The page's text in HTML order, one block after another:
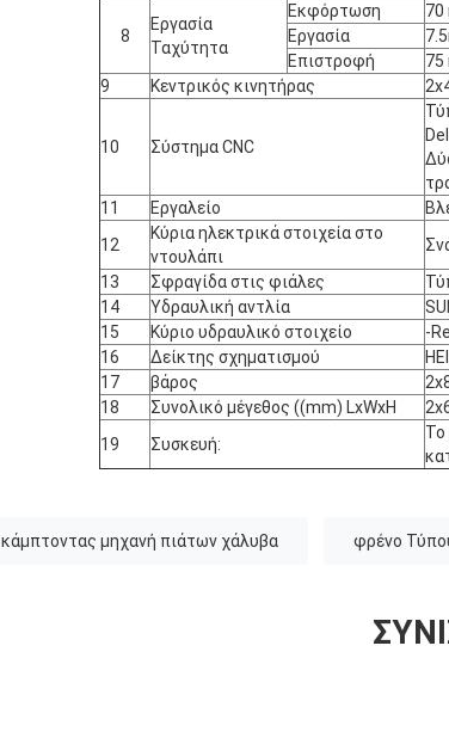
8
Εργασία
Ταχύτητα
Εκφόρτωση
Εργασία
Επιστροφή
9
Κεντρικός κινητήρας
10 Σύστημα CNC
11
Εργαλείο
12
Κύρια ηλεκτρικά στοιχεία στο
ντουλάπι
13
Σφραγίδα στις φιάλες
14
Υδραυλική αντλία
15
Κύριο υδραυλικό στοιχείο
-
16
Δείκτης σχηματισμού
17
βάρος
18
Συνολικό μέγεθος ((mm) LxWxH
19
Συσκευή:
Το
κάμπτοντας μηχανή πιάτων χάλυβα φρένο